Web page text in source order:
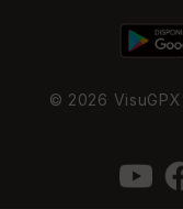
© 2026 VisuGPX